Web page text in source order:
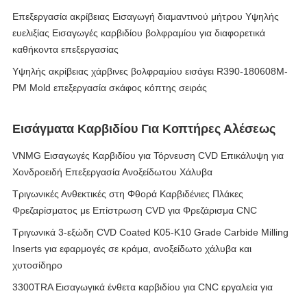
Επεξεργασία ακρίβειας Εισαγωγή διαμαντινού μήτρου Υψηλής
ευελιξίας Εισαγωγές καρβιδίου βολφραμίου για διαφορετικά
καθήκοντα επεξεργασίας
Υψηλής ακρίβειας χάρβινες βολφραμίου εισάγει R390-180608M-
PM Mold επεξεργασία σκάφος κόπτης σειράς
Εισάγματα Καρβιδίου Για Κοπτήρες Αλέσεως
VNMG Εισαγωγές Καρβιδίου για Τόρνευση CVD Επικάλυψη για
Χονδροειδή Επεξεργασία Ανοξείδωτου Χάλυβα
Τριγωνικές Ανθεκτικές στη Φθορά Καρβιδένιες Πλάκες
Φρεζαρίσματος με Επίστρωση CVD για Φρεζάρισμα CNC
Τριγωνικά 3-εξώδη CVD Coated K05-K10 Grade Carbide Milling
Inserts για εφαρμογές σε κράμα, ανοξείδωτο χάλυβα και
χυτοσίδηρο
3300TRA Εισαγωγικά ένθετα καρβιδίου για CNC εργαλεία για